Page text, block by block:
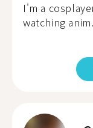
I'm a
watching